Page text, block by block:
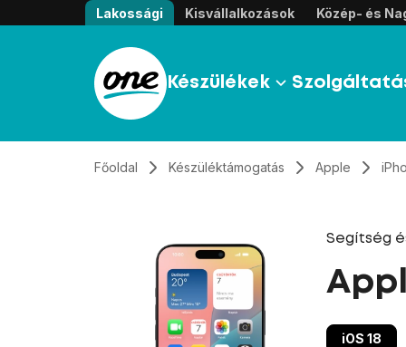
Átugrás, tovább a tartalomhoz
Lakossági Kisvállalkozások Közép- és
Készülékek
Főoldal Készüléktámogatás Apple
Segítség
iOS 18